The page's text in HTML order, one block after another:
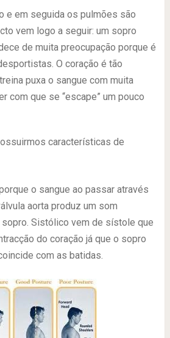
e em seguida os pulmões são
vem logo a seguir: um sopro
de muita preocupação porque é
O coração é tão
puxa o sangue com muita
com que se “escape” um pouco
características de
o sangue ao passar através
aorta produz um som
sopro. Sistólico vem de sístole que
do coração já que o sopro
com as batidas.